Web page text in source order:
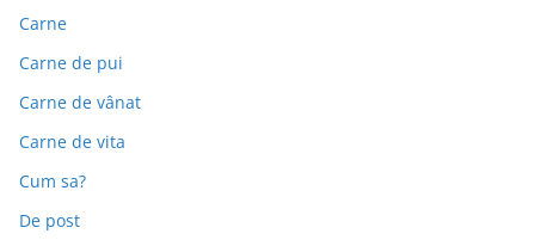
Carne
Carne de pui
Carne de vânat
Carne de vita
Cum sa?
De post